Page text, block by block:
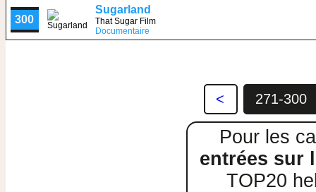
300
Sugarland
That Sugar Film
Documentaire
< 271-300
Pour les
entrées sur
TOP20